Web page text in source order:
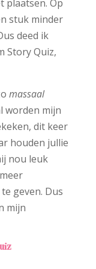
plaatsen. Op
stuk minder
deed ik
Story Quiz,
massaal
worden mijn
dit keer
houden jullie
nou leuk
geven. Dus
mijn